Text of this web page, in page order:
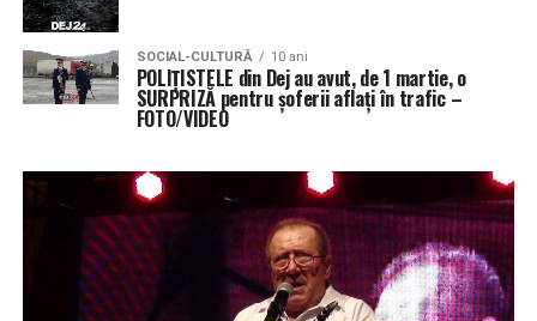
SOCIAL-CULTURĂ 10 ani
POLIȚISTELE din Dej au avut, de 1 martie, o
SURPRIZĂ pentru șoferii aflați în trafic –
FOTO/VIDEO